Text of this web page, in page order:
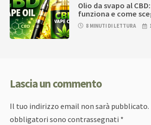
Olio da svapo al
funziona e come
8 MINUTI DI LETTURA
Lascia un commento
Il tuo indirizzo email non sarà pubblicato.
obbligatori sono contrassegnati *